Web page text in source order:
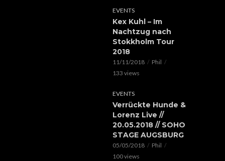
EVENTS
Kex Kuhl – Im
Nachtzug nach
Stokkholm Tour
2018
11/11/2018
Phil
133 views
EVENTS
Verrückte Hunde &
Lorenz Live //
20.05.2018 // SOHO
STAGE AUGSBURG
05/05/2018
Phil
100 views